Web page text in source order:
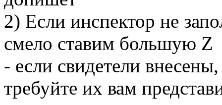
2) Если инспектор не
смело ставим большую Z
- если свидетели
требуйте их вам